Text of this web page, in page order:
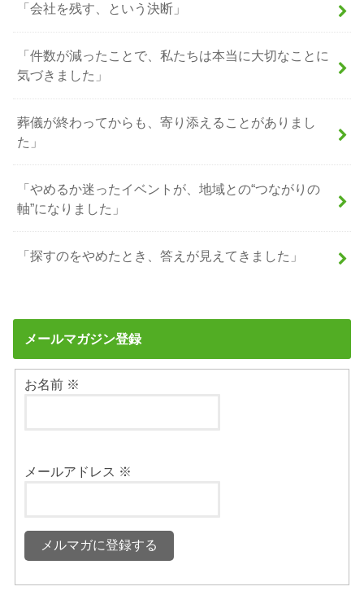
「会社を残す、という決断」
「件数が減ったことで、私たちは本当に大切なことに
気づきました」
葬儀が終わってからも、寄り添えることがありまし
た」
「やめるか迷ったイベントが、地域との“つながりの
軸”になりました」
「探すのをやめたとき、答えが見えてきました」
メールマガジン登録
お名前 ※
メールアドレス ※